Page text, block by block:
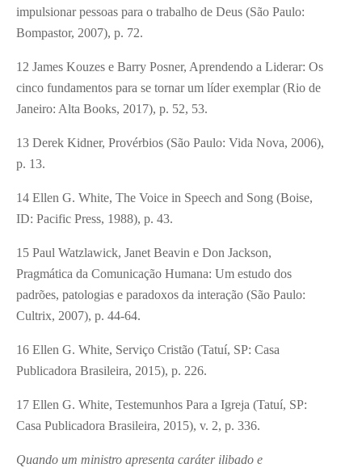
impulsionar pessoas para o trabalho de Deus (São Paulo:
Bompastor, 2007), p. 72.
12 James Kouzes e Barry Posner, Aprendendo a Liderar: Os
cinco fundamentos para se tornar um líder exemplar (Rio de
Janeiro: Alta Books, 2017), p. 52, 53.
13 Derek Kidner, Provérbios (São Paulo: Vida Nova, 2006),
p. 13.
14 Ellen G. White, The Voice in Speech and Song (Boise,
ID: Pacific Press, 1988), p. 43.
15 Paul Watzlawick, Janet Beavin e Don Jackson,
Pragmática da Comunicação Humana: Um estudo dos
padrões, patologias e paradoxos da interação (São Paulo:
Cultrix, 2007), p. 44-64.
16 Ellen G. White, Serviço Cristão (Tatuí, SP: Casa
Publicadora Brasileira, 2015), p. 226.
17 Ellen G. White, Testemunhos Para a Igreja (Tatuí, SP:
Casa Publicadora Brasileira, 2015), v. 2, p. 336.
Quando um ministro apresenta caráter ilibado e